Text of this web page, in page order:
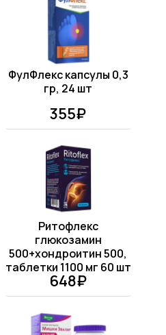
ФулФлекс капсулы 0,3
гр, 24 шт
355₽
Ритофлекс
глюкозамин
500+хондроитин 500,
таблетки 1100 мг 60 шт
648₽